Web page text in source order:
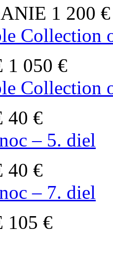
1 200 €
Collection
1 050 €
Collection
40 €
– 5. diel
40 €
– 7. diel
105 €